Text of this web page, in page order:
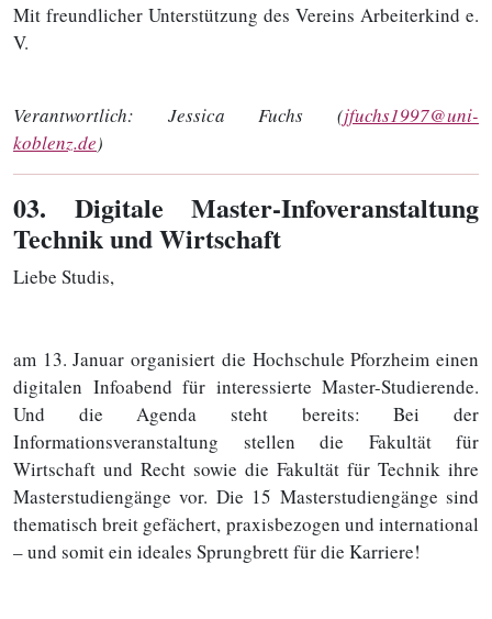
Mit freundlicher Unterstützung des Vereins Arbeiterkind e.
V.
Verantwortlich: Jessica Fuchs (jfuchs1997@uni-
koblenz.de)
03. Digitale Master-Infoveranstaltung
Technik und Wirtschaft
Liebe Studis,
am 13. Januar organisiert die Hochschule Pforzheim einen
digitalen Infoabend für interessierte Master-Studierende.
Und die Agenda steht bereits: Bei der
Informationsveranstaltung stellen die Fakultät für
Wirtschaft und Recht sowie die Fakultät für Technik ihre
Masterstudiengänge vor. Die 15 Masterstudiengänge sind
thematisch breit gefächert, praxisbezogen und international
– und somit ein ideales Sprungbrett für die Karriere!